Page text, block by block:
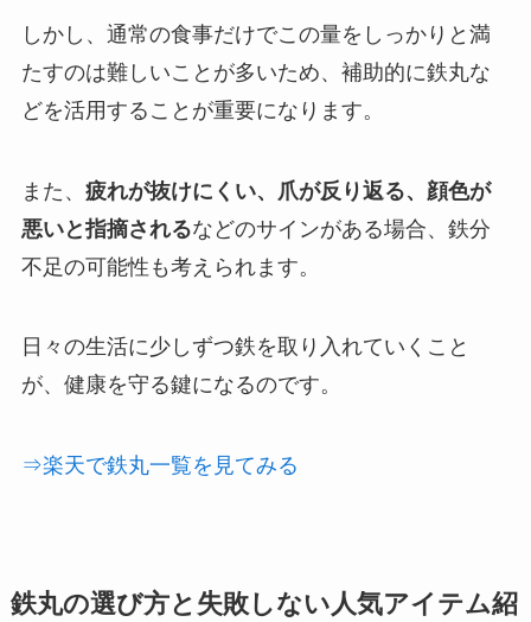
しかし、通常の食事だけでこの量をしっかりと満
たすのは難しいことが多いため、補助的に鉄丸な
どを活用することが重要になります。
また、 疲れが抜けにくい、爪が反り返る、顔色が
悪いと指摘されるなどのサインがある場合、鉄分
不足の可能性も考えられます。
日々の生活に少しずつ鉄を取り入れていくこと
が、健康を守る鍵になるのです。
⇒楽天で鉄丸一覧を見てみる
鉄丸の選び方と失敗しない人気アイテム紹